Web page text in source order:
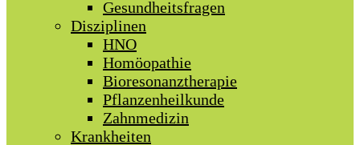
Gesundheitsfragen
Disziplinen
HNO
Homöopathie
Bioresonanztherapie
Pflanzenheilkunde
Zahnmedizin
Krankheiten